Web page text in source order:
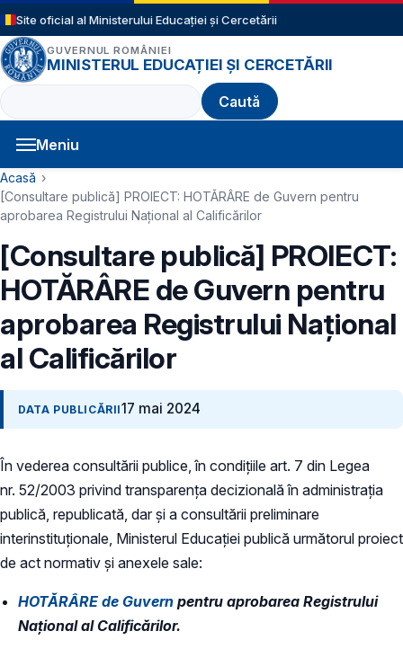
Sari la conținutul principal
Site oficial al Ministerului Educației și Cercetării
GUVERNUL ROMÂNIEI
MINISTERUL EDUCAȚIEI ȘI CERCETĂRII
Caută
Meniu
Navigație principală
Cale de navigare
Acasă
[Consultare publică] PROIECT: HOTĂRÂRE de Guvern pentru
aprobarea Registrului Național al Calificărilor
[Consultare publică] PROIECT:
HOTĂRÂRE de Guvern pentru
aprobarea Registrului Național
al Calificărilor
DATA PUBLICĂRII17 mai 2024
În vederea consultării publice, în condiţiile art. 7 din Legea
nr. 52/2003 privind transparenţa decizională în administraţia
publică, republicată, dar și a consultării preliminare
interinstituționale, Ministerul Educaţiei publică următorul proiect
de act normativ și anexele sale:
HOTĂRÂRE de Guvern pentru aprobarea Registrului
Național al Calificărilor.